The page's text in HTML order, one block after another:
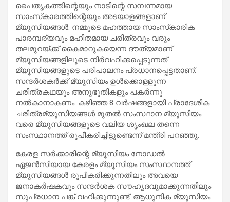
പൈതൃകത്തിന്റെയും നാടിന്റെ സമ്പന്നമായ
സാംസ്‌കാരത്തിന്റെയും അടയാളങ്ങളാണ്
മ്യൂസിയങ്ങൾ. നമ്മുടെ മഹത്തായ സാംസ്‌കാരിക
പാരമ്പര്യവും മഹിതമായ ചരിത്രവും വരും
തലമുറയ്ക്ക് കൈമാറുകയെന്ന ദൗത്യമാണ്
മ്യൂസിയങ്ങളിലൂടെ നിർവഹിക്കപ്പെടുന്നത്.
മ്യൂസിയങ്ങളുടെ പരിപാലനം പ്രധാനപ്പെട്ടതാണ്.
സന്ദർശകർക്ക് മ്യൂസിയം ഉൾക്കൊള്ളുന്ന
ചരിത്രകഥയും അനുഭൂതികളും പകർന്നു
നൽകാനാകണം. കഴിഞ്ഞ 8 വർഷങ്ങളായി പ്രാദേശിക
ചരിത്രമ്യൂസിയങ്ങൾ മുതൽ സംസ്ഥാന മ്യൂസിയം
വരെ മ്യൂസിയങ്ങളുടെ വലിയ ശൃംഖല തന്നെ
സംസ്ഥാനത്ത് രൂപീകരിച്ചിട്ടുണ്ടെന്ന് മന്ത്രി പറഞ്ഞു.
കേരള സർക്കാരിന്റെ മ്യൂസിയം നോഡൽ
ഏജൻസിയായ കേരളം മ്യൂസിയം സംസ്ഥാനത്ത്
മ്യൂസിയങ്ങൾ രൂപീകരിക്കുന്നതിലും അവയെ
ജനാകർഷകവും സന്ദർശക സൗഹൃദവുമാക്കുന്നതിലും
സുപ്രധാന പങ്ക് വഹിക്കുന്നുണ്ട്. ആധുനിക മ്യൂസിയം